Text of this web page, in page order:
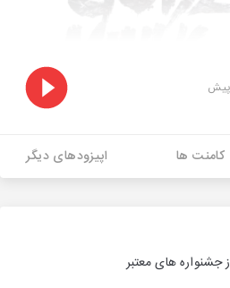
کامنت ها اپیزودهای دیگر